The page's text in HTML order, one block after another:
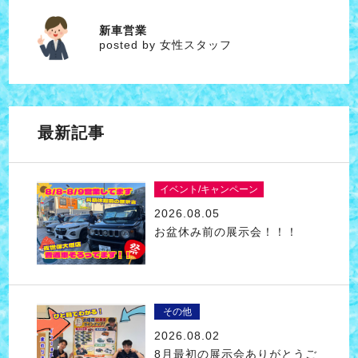
女性スタッフ
新車営業
posted by 女性スタッフ
最新記事
イベント/キャンペーン
2026.08.05
お盆休み前の展示会！！！
その他
2026.08.02
8月最初の展示会ありがとうご